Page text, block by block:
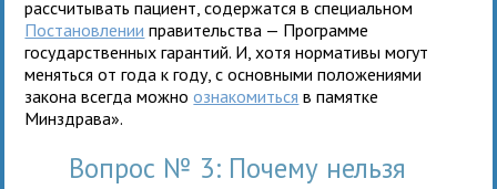
рассчитывать пациент, содержатся в специальном
Постановлении правительства — Программе
государственных гарантий. И, хотя нормативы могут
меняться от года к году, с основными положениями
закона всегда можноознакомиться в памятке
Минздрава».
Вопрос № 3: Почему нельзя